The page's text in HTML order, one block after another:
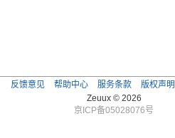
反馈意见 帮助中心 服务条款 版权声明
Zeuux © 2026
京ICP备05028076号